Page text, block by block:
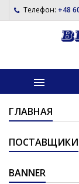
Телефон: +48

ГЛАВНАЯ
ПОСТАВЩИКИ
BANNER